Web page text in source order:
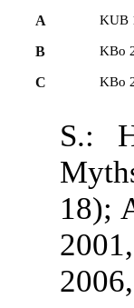
A KUB
B KBo
C KBo
S.:
18);